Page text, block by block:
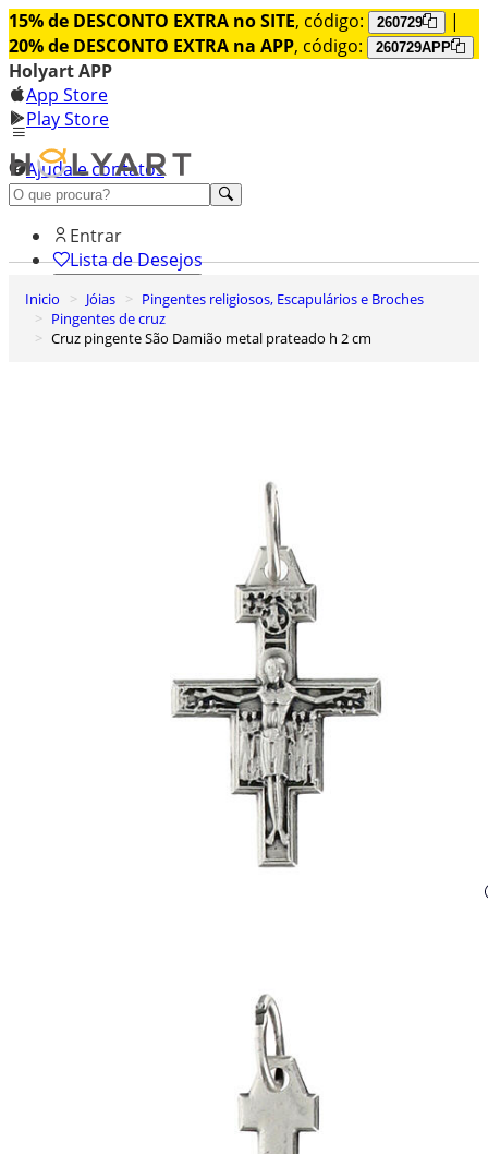
15% de DESCONTO EXTRA no SITE, código: 260729
|
20% de DESCONTO EXTRA na APP, código: 260729APP
Holyart APP
App Store
Play Store
Ajuda e contatos
Conheça premium
Entrar
Lista de Desejos
0
Carrinho de Compras
Inicio Jóias
Pingentes religiosos, Escapulários e Broches
Pingentes de cruz
Cruz pingente São Damião metal prateado h 2 cm